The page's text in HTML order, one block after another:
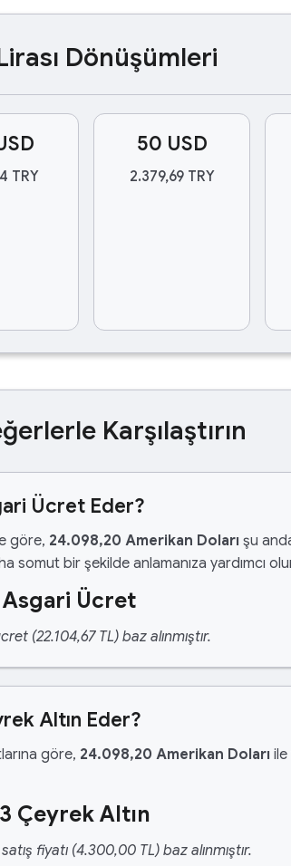
Dönüşümleri
TRY
50 USD
2.379,69 TRY
Karşılaştırın
Ücret Eder?
göre, 24.098,20 Amerikan Doları şu
somut bir şekilde anlamanıza yardımcı
Asgari Ücret
(22.104,67 TL) baz alınmıştır.
Altın Eder?
göre, 24.098,20 Amerikan Doları ile
Çeyrek Altın
fiyatı (4.300,00 TL) baz alınmıştır.